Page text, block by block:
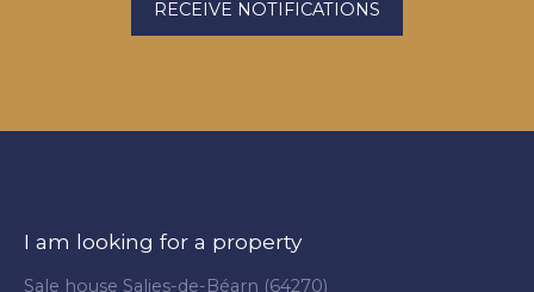
RECEIVE NOTIFICATIONS
I am looking for a property
Sale house Salies-de-Béarn (64270)